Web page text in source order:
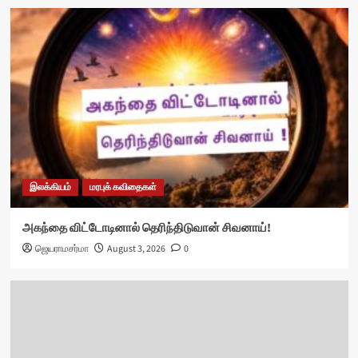
இலக்கியம் மரபுக் கவிதைகள்
அகந்தை விட்டோடினால் தெரிந்திடுவான் சிவனாய்!
ஜெயராமசர்மா August 3, 2026 0